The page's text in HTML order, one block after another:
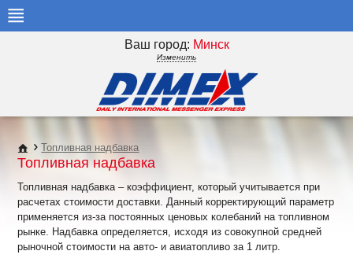
Ваш город: Минск
Изменить
Топливная надбавка
Топливная надбавка
Топливная надбавка – коэффициент, который учитывается при
расчетах стоимости доставки. Данный корректирующий параметр
применяется из-за постоянных ценовых колебаний на топливном
рынке. Надбавка определяется, исходя из совокупной средней
рыночной стоимости на авто- и авиатопливо за 1 литр.